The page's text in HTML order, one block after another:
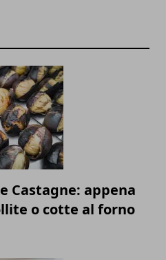
Castagne: appena
o cotte al forno